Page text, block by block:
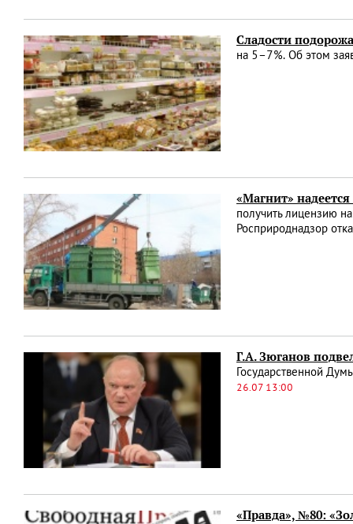
Сладости
на 5–7%. Об этом
«Магнит»
получить лицензию
Росприроднадзор
Г.А. Зюганов
Государственной
26.07 13:00
«Правда», №80: